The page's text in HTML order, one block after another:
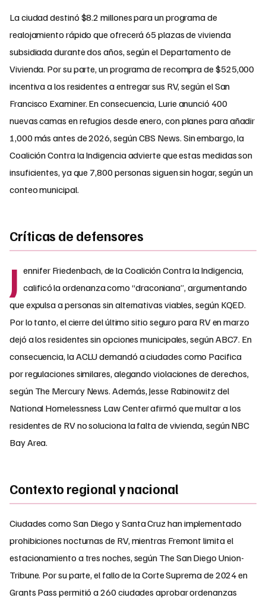
La ciudad destinó $8.2 millones para un programa de
realojamiento rápido que ofrecerá 65 plazas de vivienda
subsidiada durante dos años, según el Departamento de
Vivienda. Por su parte, un programa de recompra de $525,000
incentiva a los residentes a entregar sus RV, según el San
Francisco Examiner. En consecuencia, Lurie anunció 400
nuevas camas en refugios desde enero, con planes para añadir
1,000 más antes de 2026, según CBS News. Sin embargo, la
Coalición Contra la Indigencia advierte que estas medidas son
insuficientes, ya que 7,800 personas siguen sin hogar, según un
conteo municipal.
Críticas de defensores
J ennifer Friedenbach, de la Coalición Contra la Indigencia,
calificó la ordenanza como “draconiana”, argumentando
que expulsa a personas sin alternativas viables, según KQED.
Por lo tanto, el cierre del último sitio seguro para RV en marzo
dejó a los residentes sin opciones municipales, según ABC7. En
consecuencia, la ACLU demandó a ciudades como Pacifica
por regulaciones similares, alegando violaciones de derechos,
según The Mercury News. Además, Jesse Rabinowitz del
National Homelessness Law Center afirmó que multar a los
residentes de RV no soluciona la falta de vivienda, según NBC
Bay Area.
Contexto regional y nacional
Ciudades como San Diego y Santa Cruz han implementado
prohibiciones nocturnas de RV, mientras Fremont limita el
estacionamiento a tres noches, según The San Diego Union-
Tribune. Por su parte, el fallo de la Corte Suprema de 2024 en
Grants Pass permitió a 260 ciudades aprobar ordenanzas